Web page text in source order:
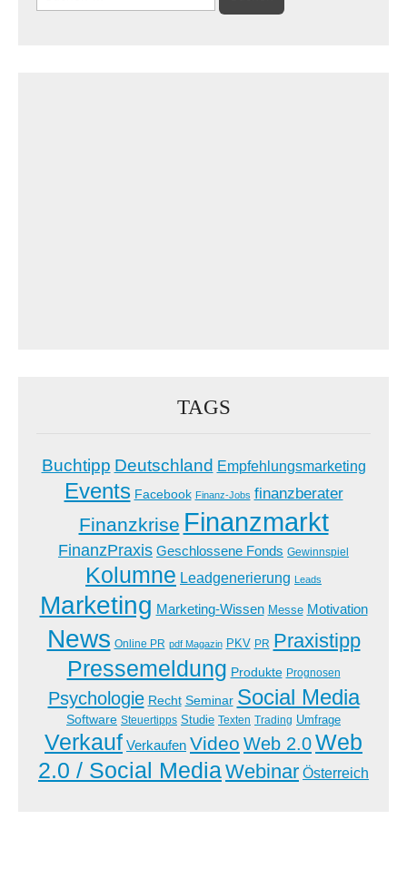
nach:
TAGS
Buchtipp Deutschland Empfehlungsmarketing
Events Facebook Finanz-Jobs finanzberater
Finanzkrise Finanzmarkt
FinanzPraxis Geschlossene Fonds Gewinnspiel
Kolumne Leadgenerierung Leads
Marketing Marketing-Wissen Messe Motivation
News Online PR pdf Magazin PKV PR Praxistipp
Pressemeldung Produkte Prognosen
Psychologie Recht Seminar Social Media
Software Steuertipps Studie Texten Trading Umfrage
Verkauf Verkaufen Video Web 2.0Web
2.0 / Social MediaWebinar Österreich